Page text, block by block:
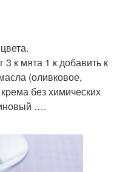
к мята 1 к добавить к
(оливковое,
без химических
….